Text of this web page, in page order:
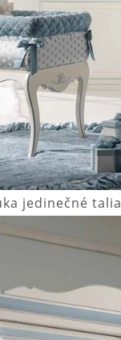
jedinečné